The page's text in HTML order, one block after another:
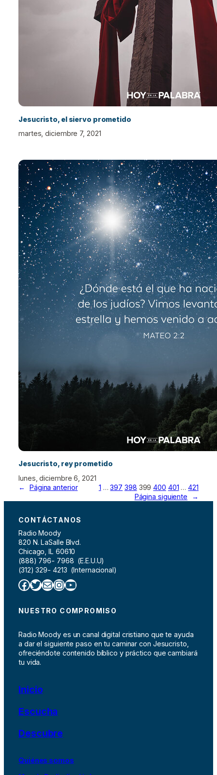
Jesucristo, el siervo prometido
martes, diciembre 7, 2021
Jesucristo, rey prometido
lunes, diciembre 6, 2021
←
Página anterior 1 … 397 398 399 400 401 … 421
Página siguiente
→
CONTÁCTANOS
Radio Moody
820 N. LaSalle Blvd.
Chicago, IL 60610
(888) 796- 7968 (E.E.U.U)
(312) 329- 4213 (Internacional)
Facebook Twitter Correo electrónico InstagramYouTube
NUESTRO COMPROMISO
Radio Moody es un canal digital cristiano que te ayuda
a dar el siguiente paso en tu caminar con Jesucristo,
ofreciéndote contenido bíblico y práctico que cambiará
tu vida.
Inicio
Escucha
Descubre
Quiénes somos